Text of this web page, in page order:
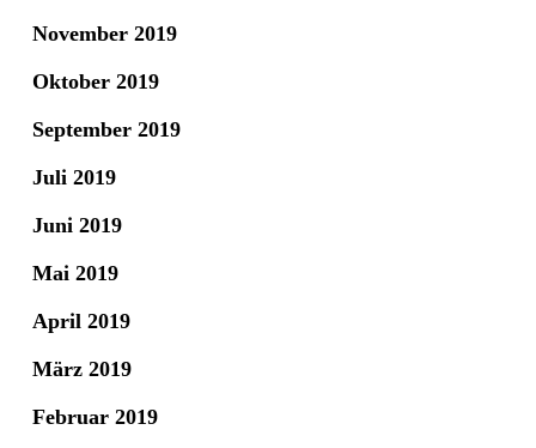
November 2019
Oktober 2019
September 2019
Juli 2019
Juni 2019
Mai 2019
April 2019
März 2019
Februar 2019